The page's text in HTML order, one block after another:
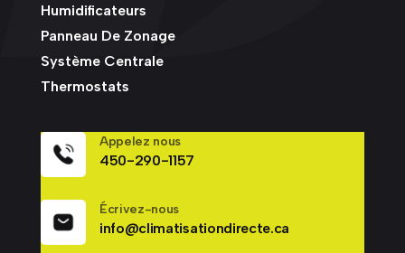
Humidificateurs
Panneau De Zonage
Système Centrale
Thermostats
Appelez nous
450-290-1157
Écrivez-nous
info@climatisationdirecte.ca